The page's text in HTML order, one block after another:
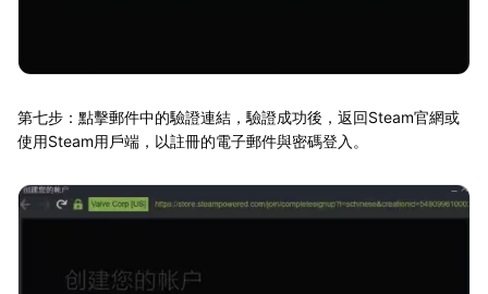
第七步：點擊郵件中的驗證連結，驗證成功後，返回Steam官網或
使用Steam用戶端，以註冊的電子郵件與密碼登入。